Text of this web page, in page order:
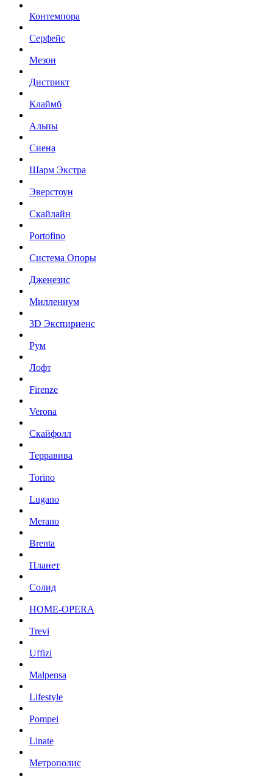
Контемпора
Серфейс
Мезон
Дистрикт
Клаймб
Альпы
Сиена
Шарм Экстра
Эверстоун
Скайлайн
Portofino
Система Опоры
Дженезис
Миллениум
3D Экспириенс
Рум
Лофт
Firenze
Verona
Скайфолл
Терравива
Torino
Lugano
Merano
Brenta
Планет
Солид
HOME-OPERA
Trevi
Uffizi
Malpensa
Lifestyle
Pompei
Linate
Метрополис